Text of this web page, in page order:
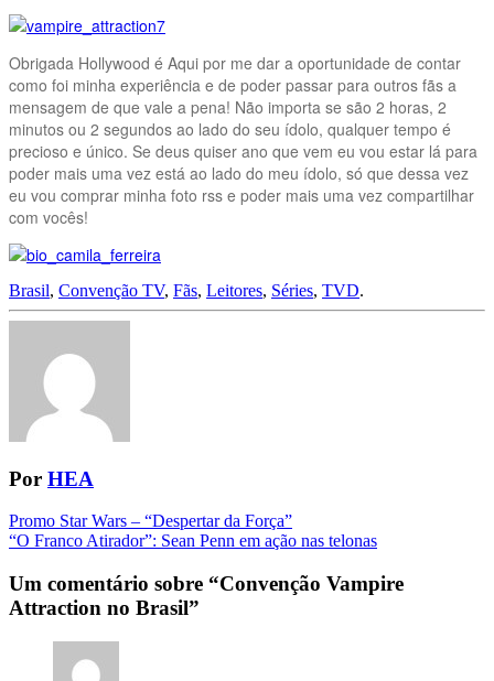
Obrigada Hollywood é Aqui por me dar a oportunidade de contar
como foi minha experiência e de poder passar para outros fãs a
mensagem de que vale a pena! Não importa se são 2 horas, 2
minutos ou 2 segundos ao lado do seu ídolo, qualquer tempo é
precioso e único. Se deus quiser ano que vem eu vou estar lá para
poder mais uma vez está ao lado do meu ídolo, só que dessa vez
eu vou comprar minha foto rss e poder mais uma vez compartilhar
com vocês!
Brasil, Convenção TV, Fãs, Leitores, Séries, TVD.
Por HEA
Navegação
da
Postagem
Promo Star Wars – “Despertar da Força”
“O Franco Atirador”: Sean Penn em ação nas telonas
Um comentário sobre “Convenção Vampire
Attraction no Brasil”